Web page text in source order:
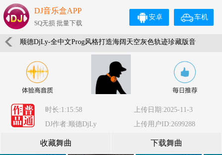
DJ音乐盒APP
SQ无损 批量下载
车机
安卓
顺德DjLy-全中文Prog风格打造海阔天空灰色轨迹珍藏版音
乐串烧
时长:1:15:58
上传日期:2025-11-3
DJ作者:顺德DjLy
上传用户ID:2699288
收藏舞曲 下载舞曲